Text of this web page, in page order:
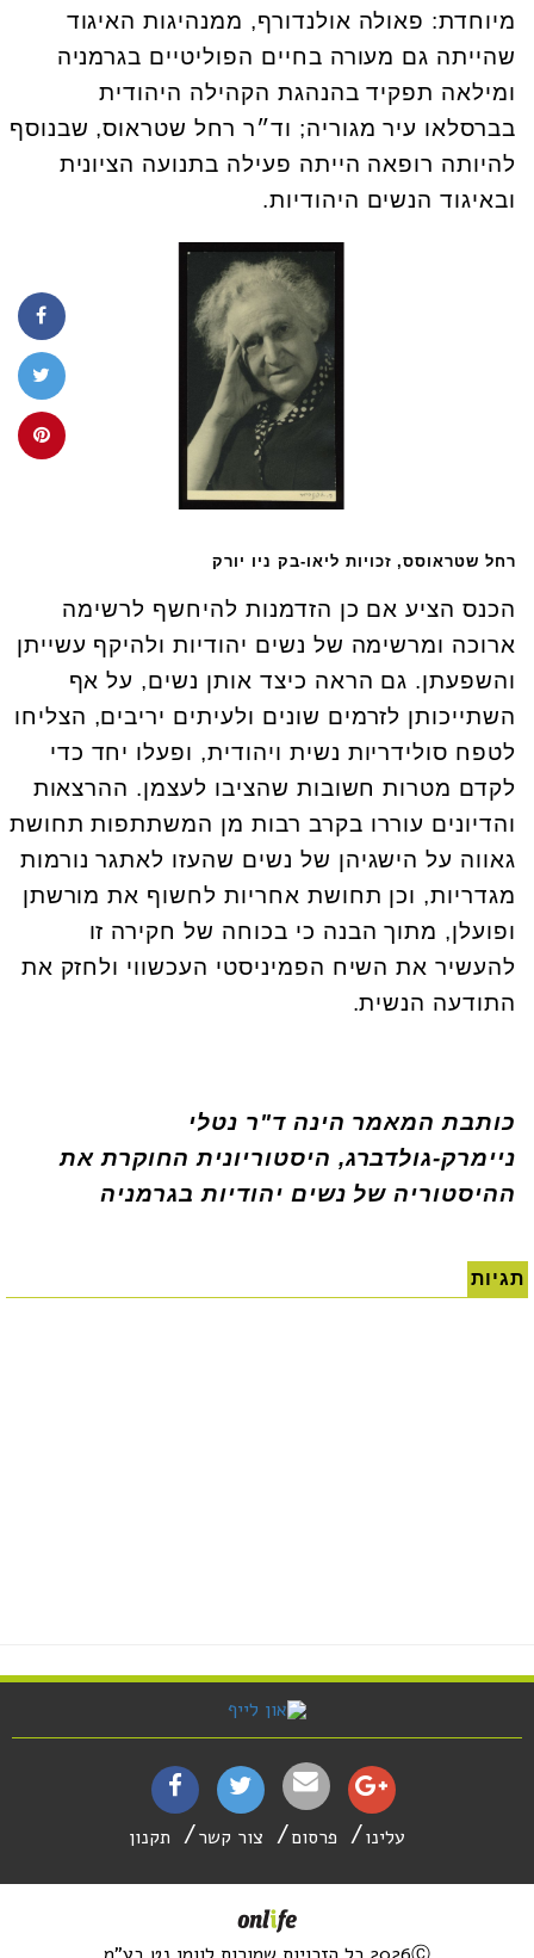
מיוחדת: פאולה אולנדורף, ממנהיגות האיגוד
שהייתה גם מעורה בחיים הפוליטיים בגרמניה
ומילאה תפקיד בהנהגת הקהילה היהודית
בברסלאו עיר מגוריה; וד״ר רחל שטראוס, שבנוסף
להיותה רופאה הייתה פעילה בתנועה הציונית
ובאיגוד הנשים היהודיות.
רחל שטראוסס, זכויות ליאו-בק ניו יורק
הכנס הציע אם כן הזדמנות להיחשף לרשימה
ארוכה ומרשימה של נשים יהודיות ולהיקף עשייתן
והשפעתן. גם הראה כיצד אותן נשים, על אף
השתייכותן לזרמים שונים ולעיתים יריבים, הצליחו
לטפח סולידריות נשית ויהודית, ופעלו יחד כדי
לקדם מטרות חשובות שהציבו לעצמן. ההרצאות
והדיונים עוררו בקרב רבות מן המשתתפות תחושת
גאווה על הישגיהן של נשים שהעזו לאתגר נורמות
מגדריות, וכן תחושת אחריות לחשוף את מורשתן
ופועלן, מתוך הבנה כי בכוחה של חקירה זו
להעשיר את השיח הפמיניסטי העכשווי ולחזק את
התודעה הנשית.
כותבת המאמר הינה ד"ר נטלי
ניימרק-גולדברג, היסטוריונית החוקרת את
ההיסטוריה של נשים יהודיות בגרמניה
תגיות
עלינו פרסום צור קשר תקנון